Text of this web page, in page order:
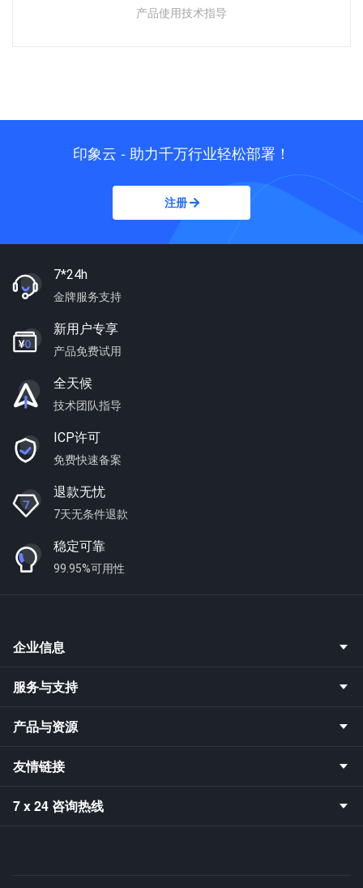
产品使用技术指导
印象云 - 助力千万行业轻松部署！
注册
7*24h
金牌服务支持
新用户专享
产品免费试用
全天候
技术团队指导
ICP许可
免费快速备案
退款无忧
7天无条件退款
稳定可靠
99.95%可用性
企业信息
服务与支持
产品与资源
友情链接
7 x 24 咨询热线